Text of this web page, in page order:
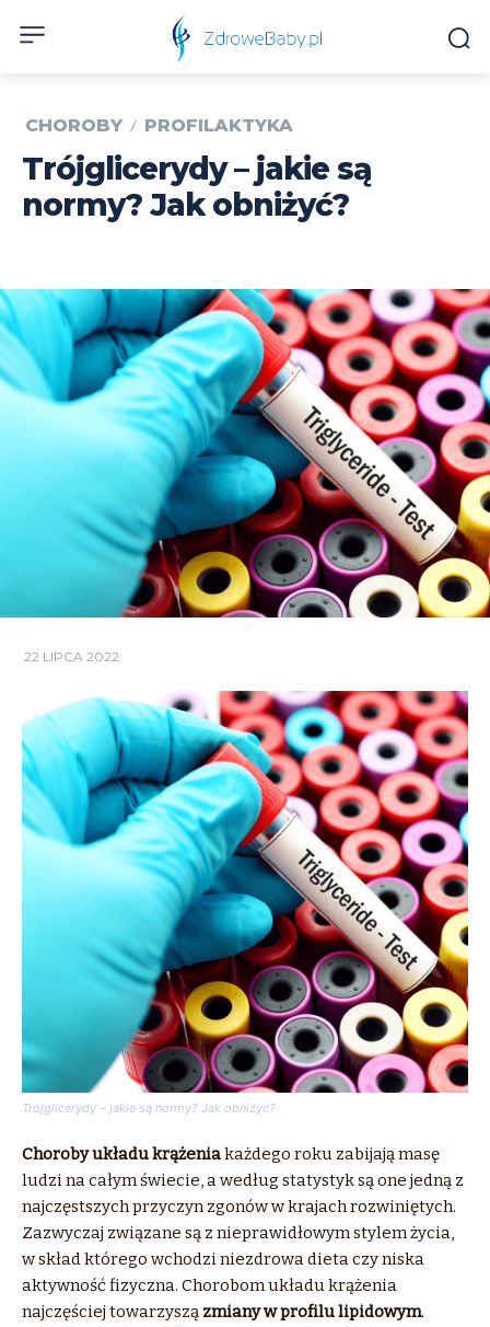
CHOROBY PROFILAKTYKA
Trójglicerydy – jakie są
normy? Jak obniżyć?
22 LIPCA 2022
Trójglicerydy – jakie są normy? Jak obniżyć?
Choroby układu krążeniakażdego roku zabijają masę
ludzi na całym świecie, a według statystyk są one jedną z
najczęstszych przyczyn zgonów w krajach rozwiniętych.
Zazwyczaj związane są z nieprawidłowym stylem życia,
w skład którego wchodzi niezdrowa dieta czy niska
aktywność fizyczna. Chorobom układu krążenia
najczęściej towarzyszą zmiany w profilu lipidowym.